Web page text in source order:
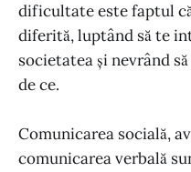
dificultate este faptul
diferită, luptând să te
societatea și nevrând
de ce.
Comunicarea socială,
comunicarea verbală